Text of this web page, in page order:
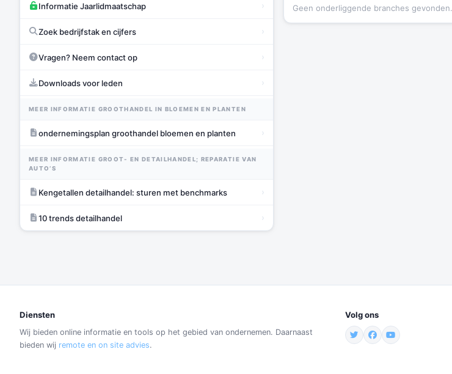
Informatie Jaarlidmaatschap ›
Zoek bedrijfstak en cijfers ›
Vragen? Neem contact op ›
Downloads voor leden ›
MEER INFORMATIE GROOTHANDEL IN BLOEMEN EN PLANTEN
ondernemingsplan groothandel bloemen en planten ›
MEER INFORMATIE GROOT- EN DETAILHANDEL; REPARATIE VAN
AUTO’S
Kengetallen detailhandel: sturen met benchmarks ›
10 trends detailhandel ›
Geen onderliggende branches gevonden.
Diensten
Wij bieden online informatie en tools op het gebied van ondernemen. Daarnaast
bieden wij remote en on site advies.
Volg ons